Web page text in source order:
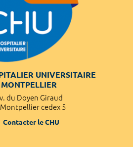
UNIVERSITAIRE
du Doyen Giraud
Montpellier cedex 5
Contacter le CHU